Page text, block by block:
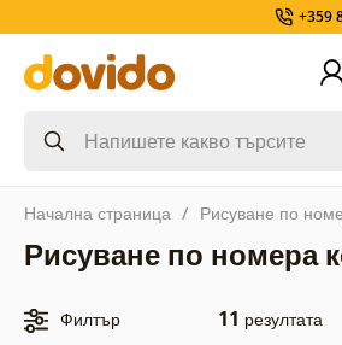
+359
Начална страница Рисуване по
Рисуване по номера
Филтър 11 резултата